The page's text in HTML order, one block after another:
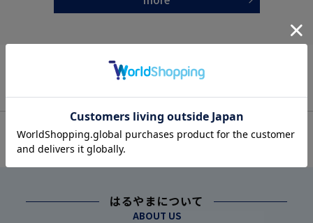
OFFICIAL SNS
はるやまについて
ABOUT US